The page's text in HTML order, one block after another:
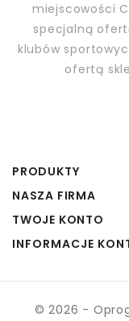
miejscowości
specjalną
klubów
ofertą
PRODUKTY
NASZA FIRMA
TWOJE KONTO
INFORMACJE
© 2026 -